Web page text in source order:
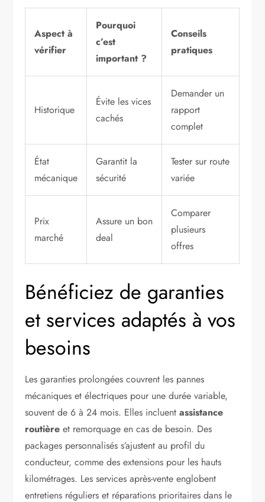
Aspect à
vérifier
Pourquoi
c’est
important ?
Conseils
pratiques
Historique
Évite les vices
cachés
Demander un
rapport
complet
État
mécanique
Garantit la
sécurité
Tester sur route
variée
Prix
marché
Assure un bon
deal
Comparer
plusieurs
offres
Bénéficiez de garanties
et services adaptés à vos
besoins
Les garanties prolongées couvrent les pannes
mécaniques et électriques pour une durée variable,
souvent de 6 à 24 mois. Elles incluentassistance
routière et remorquage en cas de besoin. Des
packages personnalisés s’ajustent au profil du
conducteur, comme des extensions pour les hauts
kilométrages. Les services après-vente englobent
entretiens réguliers et réparations prioritaires dans le